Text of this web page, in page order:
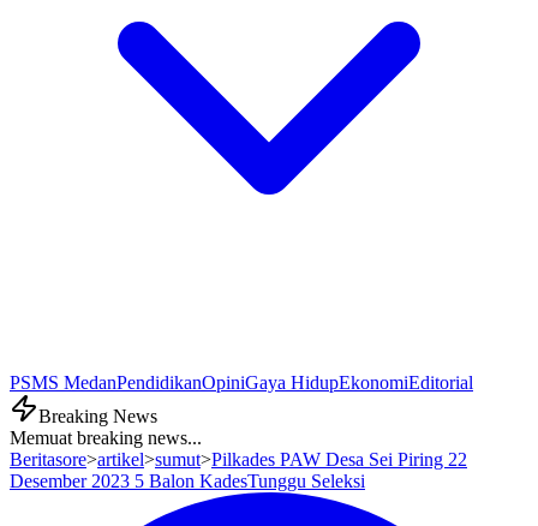
PSMS MedanPendidikanOpiniGaya HidupEkonomiEditorial
Breaking News
Memuat breaking news...
Beritasore>artikel>sumut>Pilkades PAW Desa Sei Piring 22
Desember 2023 5 Balon KadesTunggu Seleksi